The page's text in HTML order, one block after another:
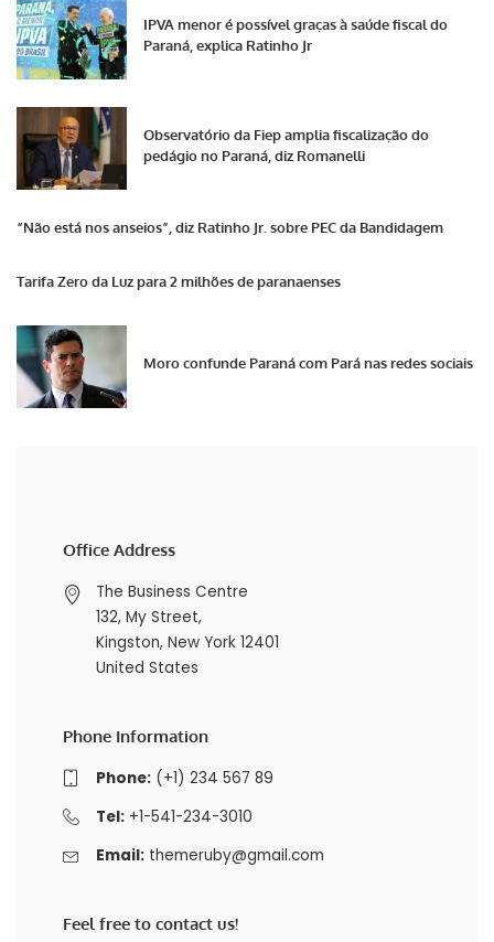
IPVA menor é possível graças à saúde fiscal do
Paraná, explica Ratinho Jr
Observatório da Fiep amplia fiscalização do
pedágio no Paraná, diz Romanelli
“Não está nos anseios”, diz Ratinho Jr. sobre PEC da Bandidagem
Tarifa Zero da Luz para 2 milhões de paranaenses
Moro confunde Paraná com Pará nas redes sociais
Office Address
The Business Centre
132, My Street,
Kingston, New York 12401
United States
Phone Information
Phone:(+1) 234 567 89
Tel:+1-541-234-3010
Email: themeruby@gmail.com
Feel free to contact us!